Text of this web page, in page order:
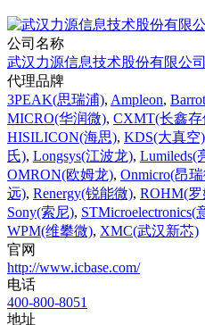
公司名称
武汉力源信息技术股份有限公司
代理品牌
3PEAK(思瑞浦), Ampleon,
MICRO(华润微), CXMT(长鑫存
HISILICON(海思), KDS(大真空)
氏), Longsys(江波龙), Lumileds(
OMRON(欧姆龙), Onmicro(昂
远), Renergy(锐能微), ROHM(罗
Sony(索尼), STMicroelectronics(
WPM(维攀微), XMC(武汉新芯)
官网
http://www.icbase.com/
电话
400-800-8051
地址